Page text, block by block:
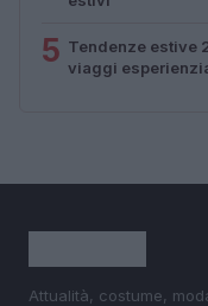
5 Tendenze estive
viaggi
Attualità, costume,